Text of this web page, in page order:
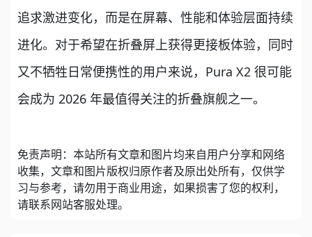
追求激进变化，而是在屏幕、性能和体验层面持续
进化。对于希望在折叠屏上获得更接板体验，同时
又不牺牲日常便携性的用户来说，Pura X2 很可能
会成为 2026 年最值得关注的折叠旗舰之一。
免责声明：本站所有文章和图片均来自用户分享和网络
收集，文章和图片版权归原作者及原出处所有，仅供学
习与参考，请勿用于商业用途，如果损害了您的权利，
请联系网站客服处理。